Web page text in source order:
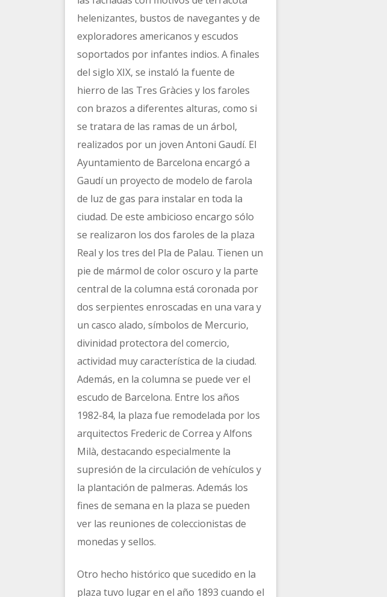
helenizantes, bustos de navegantes y de
exploradores americanos y escudos
soportados por infantes indios. A finales
del siglo XIX, se instaló la fuente de
hierro de las Tres Gràcies y los faroles
con brazos a diferentes alturas, como si
se tratara de las ramas de un árbol,
realizados por un joven Antoni Gaudí. El
Ayuntamiento de Barcelona encargó a
Gaudí un proyecto de modelo de farola
de luz de gas para instalar en toda la
ciudad. De este ambicioso encargo sólo
se realizaron los dos faroles de la plaza
Real y los tres del Pla de Palau. Tienen un
pie de mármol de color oscuro y la parte
central de la columna está coronada por
dos serpientes enroscadas en una vara y
un casco alado, símbolos de Mercurio,
divinidad protectora del comercio,
actividad muy característica de la ciudad.
Además, en la columna se puede ver el
escudo de Barcelona. Entre los años
1982-84, la plaza fue remodelada por los
arquitectos Frederic de Correa y Alfons
Milà, destacando especialmente la
supresión de la circulación de vehículos y
la plantación de palmeras. Además los
fines de semana en la plaza se pueden
ver las reuniones de coleccionistas de
monedas y sellos.
Otro hecho histórico que sucedido en la
plaza tuvo lugar en el año 1893 cuando el